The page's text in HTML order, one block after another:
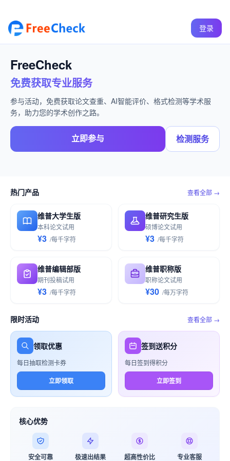
登录
FreeCheck
免费获取专业服务
参与活动，免费获取论文查重、AI智能评价、格式检测等学术服
务，助力您的学术创作之路。
立即参与 检测服务
热门产品 查看全部 →
维普大学生版
本科论文试用
¥3 /每千字符
维普研究生版
硕博论文试用
¥3 /每千字符
维普编辑部版
期刊投稿试用
¥3 /每千字符
维普职称版
职称论文试用
¥30 /每万字符
限时活动 查看全部 →
领取优惠
每日抽取检测卡券
立即领取
签到送积分
每日签到得积分
立即签到
核心优势
安全可靠 极速出结果 超高性价比 专业客服